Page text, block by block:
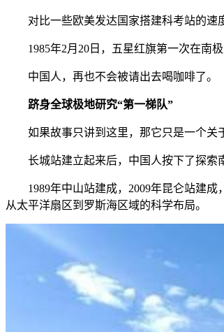
对比一些欧美发达国家搭建科考站的速度
1985年2月20日，五星红旗第一次在南极
中国人，再也不会被请出去喝咖啡了。
跻身全球极地研究“第一梯队”
如果故事只讲到这里，那它只是一个关于
长城站建立起来后，中国人按下了探索南
1989年中山站建成，2009年昆仑站建成
从太平洋扇区到罗斯海区域的科学布局。